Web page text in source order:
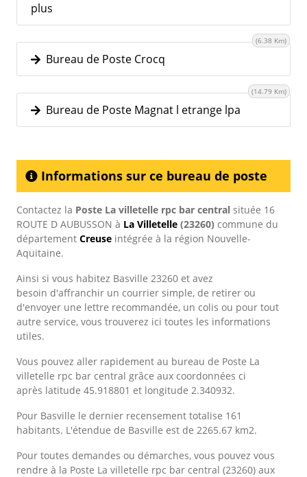
plus
Bureau de Poste Crocq
(6.38 Km)
Bureau de Poste Magnat l etrange lpa
(14.79 Km)
Informations sur ce bureau de poste
Contactez la Poste La villetelle rpc bar central située 16
ROUTE D AUBUSSON à La Villetelle (23260) commune du
département Creuse intégrée à la région Nouvelle-
Aquitaine.
Ainsi si vous habitez Basville 23260 et avez
besoin d'affranchir un courrier simple, de retirer ou
d'envoyer une lettre recommandée, un colis ou pour tout
autre service, vous trouverez ici toutes les informations
utiles.
Vous pouvez aller rapidement au bureau de Poste La
villetelle rpc bar central grâce aux coordonnées ci
après latitude 45.918801 et longitude 2.340932.
Pour Basville le dernier recensement totalise 161
habitants. L'étendue de Basville est de 2265.67 km2.
Pour toutes demandes ou démarches, vous pouvez vous
rendre à la Poste La villetelle rpc bar central (23260) aux